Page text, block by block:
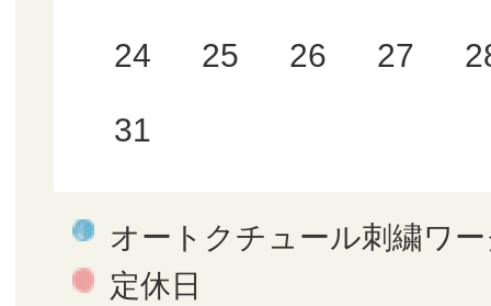
24 25 26 27
31
オートクチュール刺繍ワ
定休日